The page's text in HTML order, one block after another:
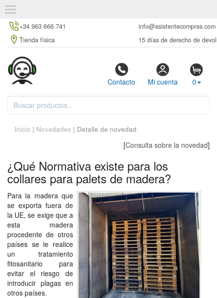
+34 963 666 741
info@asistentecompras.com
Tienda física
15 días de derecho de
Contacto Mi cuenta 0
Inicio | Novedades | Detalle de novedad
[Consulta sobre la novedad]
¿Qué Normativa existe para los
collares para palets de madera?
Para la madera que
se exporta fuera de
la UE, se exige que a
esta madera
procedente de otros
países se le realice
un tratamiento
fitosanitario para
evitar el riesgo de
introducir plagas en
otros países.